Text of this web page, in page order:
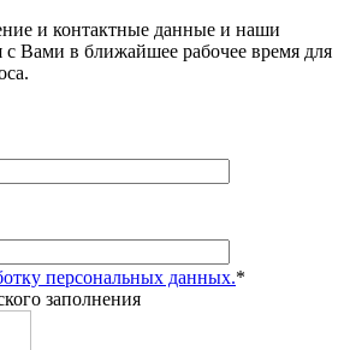
и контактные данные и наши
с Вами в ближайшее рабочее время для
персональных данных.*
заполнения